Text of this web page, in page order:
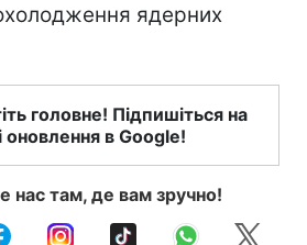
ядерних
головне! Підпишіться на
оновлення в Google!
нас там, де вам зручно!